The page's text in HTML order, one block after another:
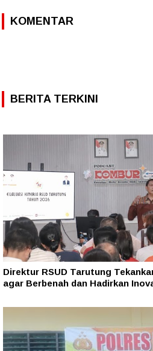
KOMENTAR
BERITA TERKINI
Direktur RSUD Tarutung
agar Berbenah dan Hadirkan